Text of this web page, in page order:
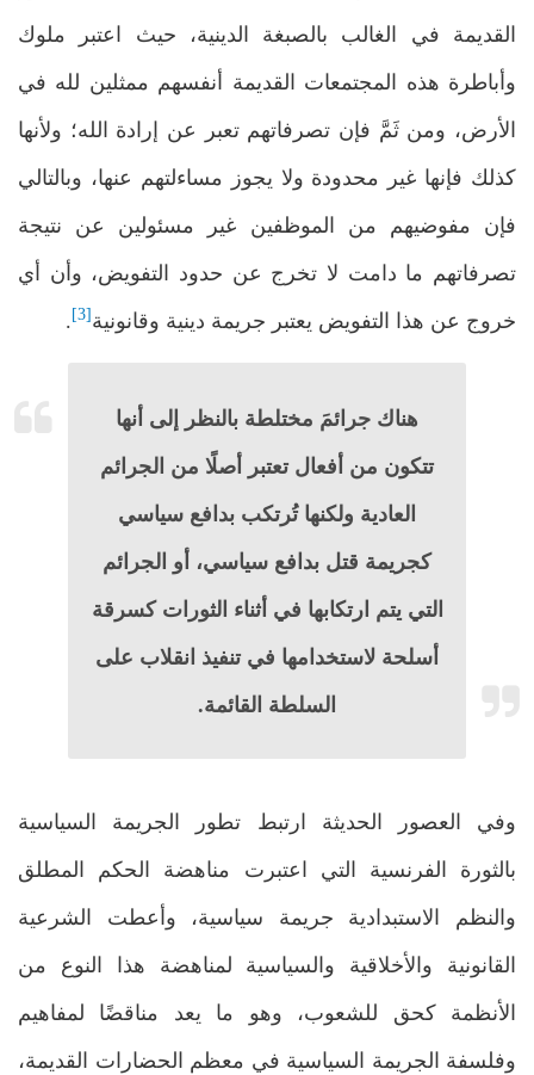
القديمة في الغالب بالصبغة الدينية، حيث اعتبر ملوك
وأباطرة هذه المجتمعات القديمة أنفسهم ممثلين لله في
الأرض، ومن ثَمَّ فإن تصرفاتهم تعبر عن إرادة الله؛ ولأنها
كذلك فإنها غير محدودة ولا يجوز مساءلتهم عنها، وبالتالي
فإن مفوضيهم من الموظفين غير مسئولين عن نتيجة
تصرفاتهم ما دامت لا تخرج عن حدود التفويض، وأن أي
خروج عن هذا التفويض يعتبر جريمة دينية وقانونية [3]
.
هناك جرائمَ مختلطة بالنظر إلى أنها
تتكون من أفعال تعتبر أصلًا من الجرائم
العادية ولكنها تُرتكب بدافع سياسي
كجريمة قتل بدافع سياسي، أو الجرائم
التي يتم ارتكابها في أثناء الثورات كسرقة
أسلحة لاستخدامها في تنفيذ انقلاب على
السلطة القائمة.
وفي العصور الحديثة ارتبط تطور الجريمة السياسية
بالثورة الفرنسية التي اعتبرت مناهضة الحكم المطلق
والنظم الاستبدادية جريمة سياسية، وأعطت الشرعية
القانونية والأخلاقية والسياسية لمناهضة هذا النوع من
الأنظمة كحق للشعوب، وهو ما يعد مناقضًا لمفاهيم
وفلسفة الجريمة السياسية في معظم الحضارات القديمة،